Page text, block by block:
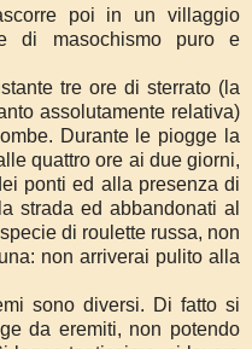
poi in un villaggio
di masochismo puro e
tre ore di sterrato (la
assolutamente relativa)
Durante le piogge la
quattro ore ai due giorni,
ponti ed alla presenza di
strada ed abbandonati al
di roulette russa, non
non arriverai pulito alla
sono diversi. Di fatto si
da eremiti, non potendo